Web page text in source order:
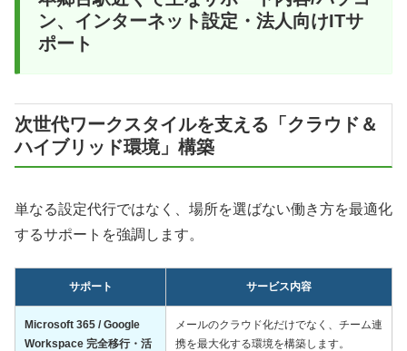
ン、インターネット設定・法人向けITサ
ポート
次世代ワークスタイルを支える「クラウド＆
ハイブリッド環境」構築
単なる設定代行ではなく、場所を選ばない働き方を最適化
するサポートを強調します。
サポート サービス内容
Microsoft 365 / Google
Workspace 完全移行・活
メールのクラウド化だけでなく、チーム連
携を最大化する環境を構築します。